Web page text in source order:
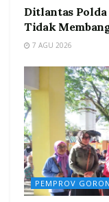
Ditlantas
Tidak
7 AGU 2026
PEMPROV